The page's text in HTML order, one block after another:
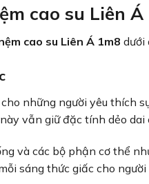
cao su Liên Á
cao su Liên Á 1m8 dưới
những người yêu thích
vẫn giữ đặc tính dẻo
và các bộ phận cơ thể
sáng thức giấc cho người